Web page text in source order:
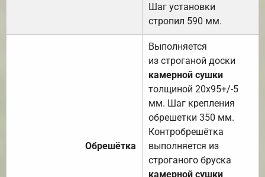
Шаг установки
стропил 590 мм.
Обрешётка
Выполняется
из строганой доски
камерной сушки
толщиной 20х95+/-5
мм. Шаг крепления
обрешетки 350 мм.
Контробрешётка
выполняется из
строганого бруска
камерной сушки